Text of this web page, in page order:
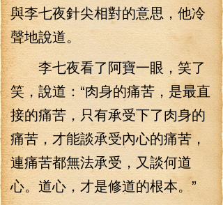
與李七夜針尖相對的意思，他冷
聲地說道。
李七夜看了阿寶一眼，笑了
笑，說道：“肉身的痛苦，是最直
接的痛苦，只有承受下了肉身的
痛苦，才能談承受內心的痛苦，
連痛苦都無法承受，又談何道
心。道心，才是修道的根本。”